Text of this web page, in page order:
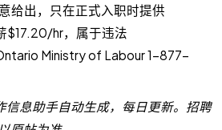
给出，只在正式入职时提供
$17.20/hr，属于违法
Ministry of Labour 1-877-
信息助手自动生成，每日更新。招聘